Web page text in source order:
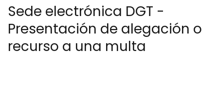
Sede electrónica DGT -
Presentación de alegación o
recurso a una multa